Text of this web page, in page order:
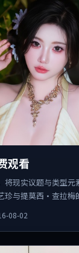
观看
将现实议题与类型
珍与提莫西·查拉梅
08-02